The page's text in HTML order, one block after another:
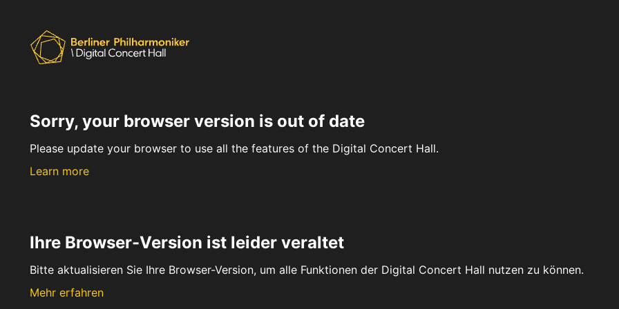
Sorry, your browser version is out of date
Please update your browser to use all the features of the Digital Concert Hall.
Learn more
Ihre Browser-Version ist leider veraltet
Bitte aktualisieren Sie Ihre Browser-Version, um alle Funktionen der Digital Concert Hall nutzen zu können.
Mehr erfahren